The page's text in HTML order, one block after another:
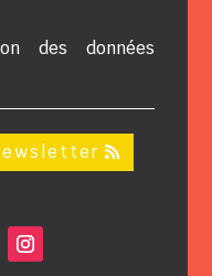
des données